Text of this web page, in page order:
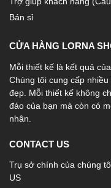
Bán sỉ
CỬA HÀNG LORNA
Mỗi thiết kế là kết quả
Chúng tôi cung cấp
đẹp. Mỗi thiết kế không
đáo của bạn mà còn có
nhân.
CONTACT US
Trụ sở chính của chúng
US